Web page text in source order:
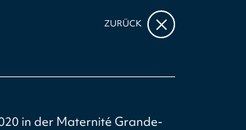
ZURÜCK
in der Maternité Grande-